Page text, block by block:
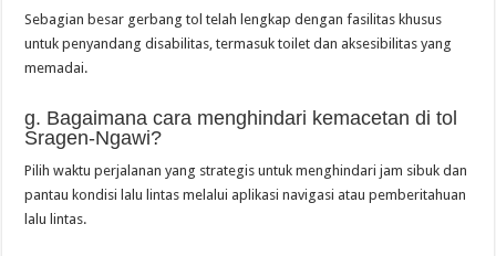
Sebagian besar gerbang tol telah lengkap dengan fasilitas khusus
untuk penyandang disabilitas, termasuk toilet dan aksesibilitas yang
memadai.
g. Bagaimana cara menghindari kemacetan di tol
Sragen-Ngawi?
Pilih waktu perjalanan yang strategis untuk menghindari jam sibuk dan
pantau kondisi lalu lintas melalui aplikasi navigasi atau pemberitahuan
lalu lintas.